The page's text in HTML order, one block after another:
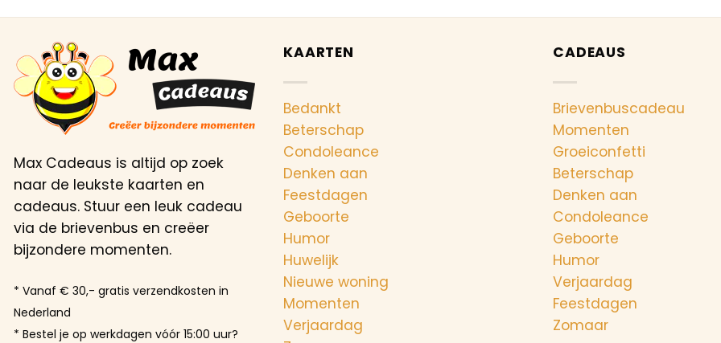
Max Cadeaus is altijd op zoek
naar de leukste kaarten en
cadeaus. Stuur een leuk cadeau
via de brievenbus en creëer
bijzondere momenten.
* Vanaf € 30,- gratis verzendkosten in
Nederland
* Bestel je op werkdagen vóór 15:00 uur?
KAARTEN
Bedankt
Beterschap
Condoleance
Denken aan
Feestdagen
Geboorte
Humor
Huwelijk
Nieuwe woning
Momenten
Verjaardag
CADEAUS
Brievenbuscadeau
Momenten
Groeiconfetti
Beterschap
Denken aan
Condoleance
Geboorte
Humor
Verjaardag
Feestdagen
Zomaar